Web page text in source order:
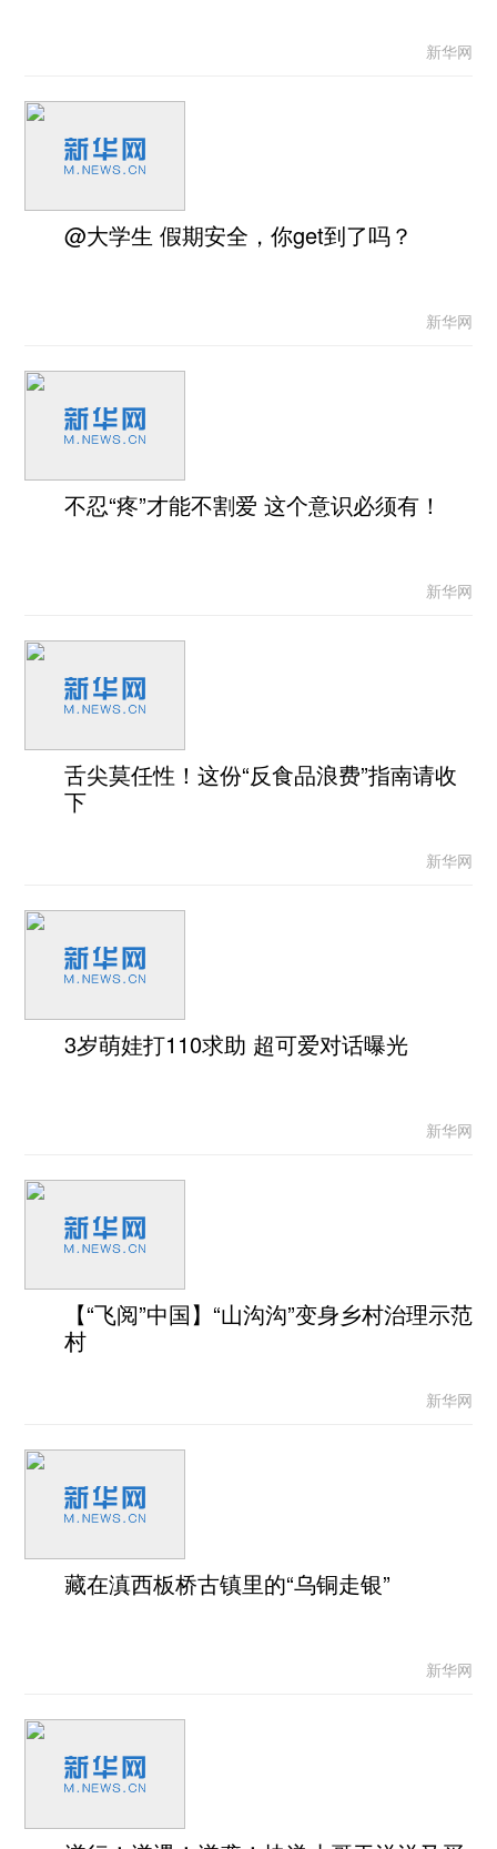
新华网
@大学生 假期安全，你get到了吗？
新华网
不忍“疼”才能不割爱 这个意识必须有！
新华网
舌尖莫任性！这份“反食品浪费”指南请收
下
新华网
3岁萌娃打110求助 超可爱对话曝光
新华网
【“飞阅”中国】“山沟沟”变身乡村治理示范
村
新华网
藏在滇西板桥古镇里的“乌铜走银”
新华网